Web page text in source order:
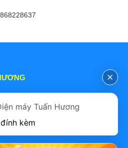
Đình, Hà Nội
máy Tuấn Hương
kèm